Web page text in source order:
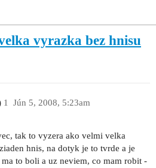
vyrazka bez hnisu
Jún 5, 2008, 5:23am
1
tak to vyzera ako velmi velka
hnis, na dotyk je to tvrde a je
to boli a uz neviem, co mam robit -